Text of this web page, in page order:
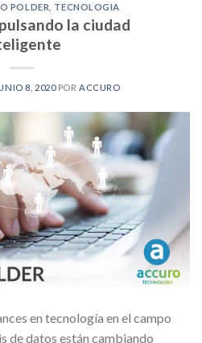
POLDER TECNOLOGIA
la ciudad
8, 2020POR ACCURO
en tecnología en el campo
de datos están cambiando